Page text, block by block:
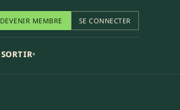
DEVENIR MEMBRE SE CONNECTER
SORTIR▾